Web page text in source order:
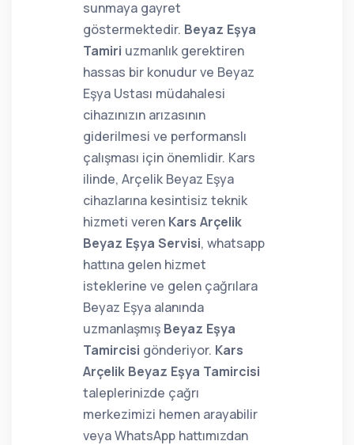
sunmaya gayret
göstermektedir. Beyaz Eşya
Tamiri uzmanlık gerektiren
hassas bir konudur ve Beyaz
Eşya Ustası müdahalesi
cihazınızın arızasının
giderilmesi ve performanslı
çalışması için önemlidir. Kars
ilinde, Arçelik Beyaz Eşya
cihazlarına kesintisiz teknik
hizmeti veren Kars Arçelik
Beyaz Eşya Servisi, whatsapp
hattına gelen hizmet
isteklerine ve gelen çağrılara
Beyaz Eşya alanında
uzmanlaşmış Beyaz Eşya
Tamircisi gönderiyor. Kars
Arçelik Beyaz Eşya Tamircisi
taleplerinizde çağrı
merkezimizi hemen arayabilir
veya WhatsApp hattımızdan